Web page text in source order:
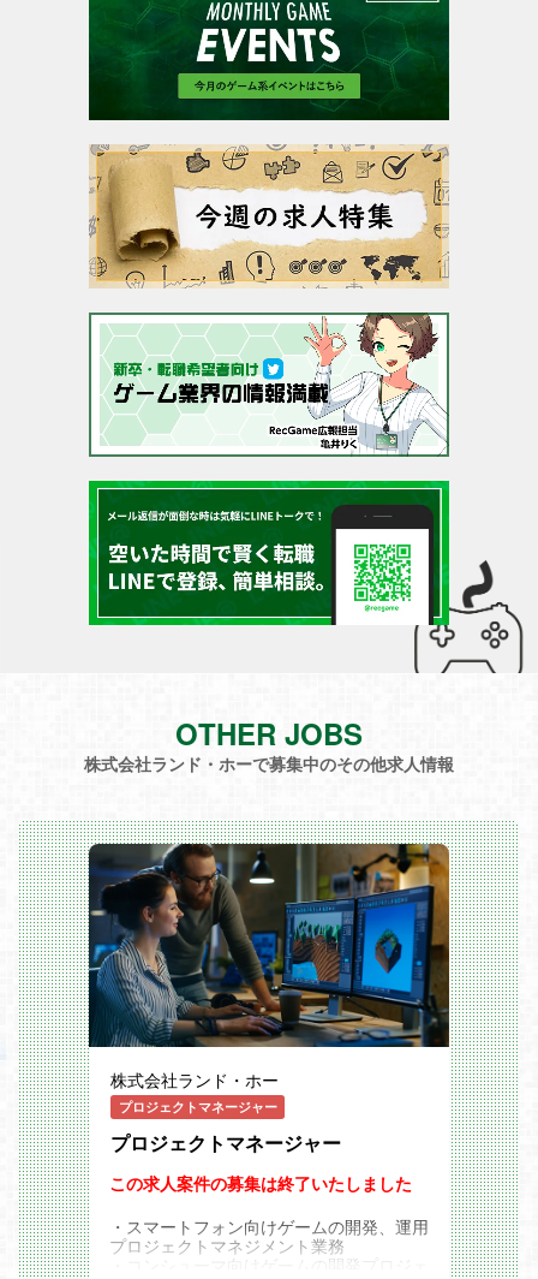
OTHER JOBS
株式会社ランド・ホーで募集中のその他求人情報
株式会社ランド・ホー
プロジェクトマネージャー
プロジェクトマネージャー
この求人案件の募集は終了いたしました
・スマートフォン向けゲームの開発、運用
プロジェクトマネジメント業務
・コンシューマ向けゲームの開発プロジェ